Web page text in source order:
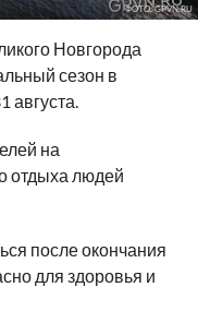
ФОТО: GPVN.RU
Новгорода
сезон в
августа.
на
отдыха людей
после окончания
для здоровья и